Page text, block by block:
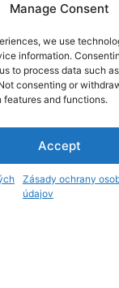
Manage Consent
we use
information.
to process data such
consenting or
and functions.
Accept
Zásady ochrany
údajov